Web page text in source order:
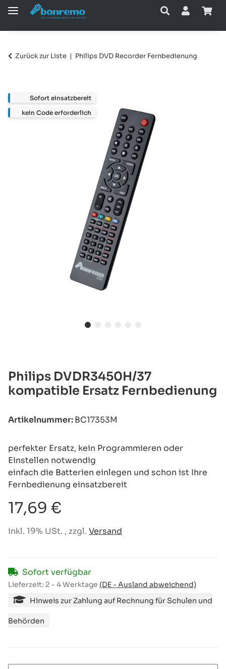
Zurück zur Liste Philips DVD Recorder Fernbedienung
Philips DVDR3450H/37
kompatible Ersatz Fernbedienung
Artikelnummer:BC17353M
perfekter Ersatz, kein Programmieren oder
Einstellen notwendig
einfach die Batterien einlegen und schon ist Ihre
Fernbedienung einsatzbereit
17,69 €
inkl. 19% USt. , zzgl. Versand
Sofort verfügbar
Lieferzeit: 2 - 4 Werktage (DE - Ausland abweichend)
Hinweis zur Zahlung auf Rechnung für Schulen und
Behörden